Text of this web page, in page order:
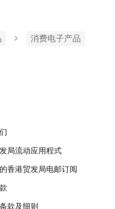
消费电子产品
局流动应用程式
香港贸发局电邮订阅
款及细则